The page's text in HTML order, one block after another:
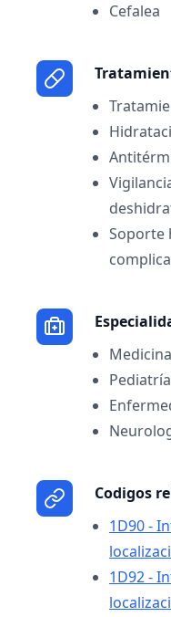
Cefalea
Soporte
Pediatría
Codigos
1D90 -
1D92 -